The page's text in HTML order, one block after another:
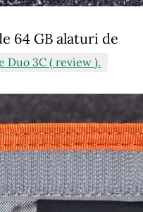
64 GB alaturi de
Duo 3C ( review ).